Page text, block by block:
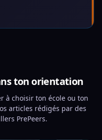
ton orientation
à choisir ton école ou ton
articles rédigés par des
PrePeers.